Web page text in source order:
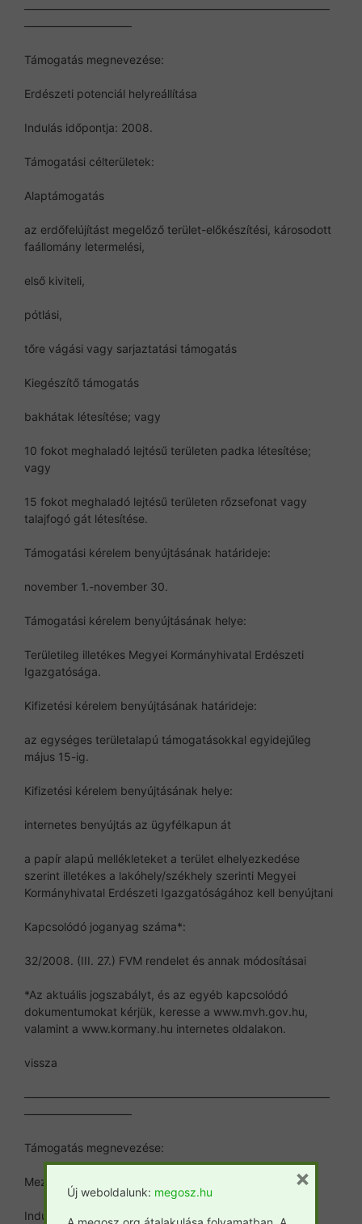
———————————————————————————
—————————–
Támogatás megnevezése:
Erdészeti potenciál helyreállítása
Indulás időpontja: 2008.
Támogatási célterületek:
Alaptámogatás
az erdőfelújítást megelőző terület-előkészítési, károsodott
faállomány letermelési,
első kiviteli,
pótlási,
tőre vágási vagy sarjaztatási támogatás
Kiegészítő támogatás
bakhátak létesítése; vagy
10 fokot meghaladó lejtésű területen padka létesítése;
vagy
15 fokot meghaladó lejtésű területen rőzsefonat vagy
talajfogó gát létesítése.
Támogatási kérelem benyújtásának határideje:
november 1.-november 30.
Támogatási kérelem benyújtásának helye:
Területileg illetékes Megyei Kormányhivatal Erdészeti
Igazgatósága.
Kifizetési kérelem benyújtásának határideje:
az egységes területalapú támogatásokkal egyidejűleg
május 15-ig.
Kifizetési kérelem benyújtásának helye:
internetes benyújtás az ügyfélkapun át
a papír alapú mellékleteket a terület elhelyezkedése
szerint illetékes a lakóhely/székhely szerinti Megyei
Kormányhivatal Erdészeti Igazgatóságához kell benyújtani
Kapcsolódó joganyag száma*:
32/2008. (III. 27.) FVM rendelet és annak módosításai
*Az aktuális jogszabályt, és az egyéb kapcsolódó
dokumentumokat kérjük, keresse a www.mvh.gov.hu,
valamint a www.kormany.hu internetes oldalakon.
vissza
———————————————————————————
—————————–
Támogatás megnevezése:
Mezőgazdasági területek erdősítése (NVT MgTE)
Indulás időpontja: 2004.
Új weboldalunk: megosz.hu
×